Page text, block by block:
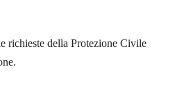
richieste della Protezione Civile